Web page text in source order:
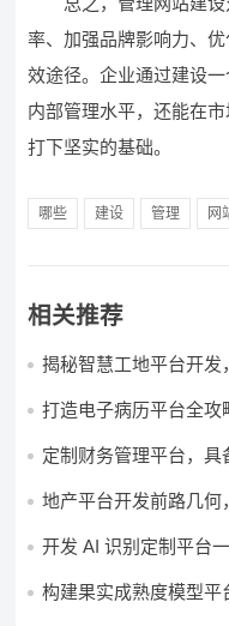
率、加强品牌影响力、
效途径。企业通过建设
内部管理水平，还能在
打下坚实的基础。
哪些 建设 管理 网
相关推荐
揭秘智慧工地平台开发
打造电子病历平台全
定制财务管理平台，具
地产平台开发前路几何
开发 AI 识别定制平台
构建果实成熟度模型